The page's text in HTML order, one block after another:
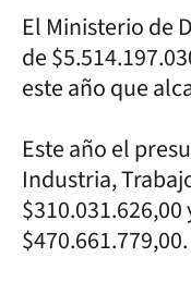
El Ministerio de
de
este año que
Este año el
Industria,
$470.661.779,00.